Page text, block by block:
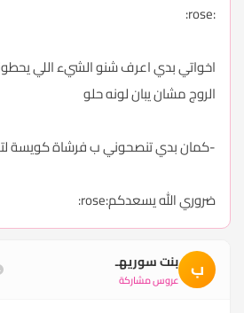
:rose:
اخواتي بدي اعرف شنو الشيء اللي
الروج مشان يبان لونه حلو
-كمان بدي تنصحوني ب فرشاة كويسة
ضروري الله يسعدكم:rose:
ب بنت سوريهـ
عروس مشاركة